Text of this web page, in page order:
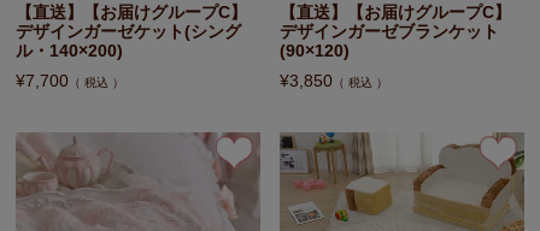
【直送】【お届けグループC】
デザインガーゼケット(シング
ル・140×200)
¥7,700 税込
【直送】【お届けグループC】
デザインガーゼブランケット
(90×120)
¥3,850 税込